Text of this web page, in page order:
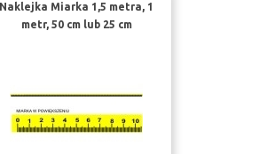
Naklejka Miarka 1,5 metra, 1
metr, 50 cm lub 25 cm